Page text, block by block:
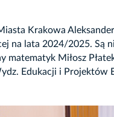
Krakowa
na lata 2024/2025. Są
matematyk Miłosz
Edukacji i Projektów